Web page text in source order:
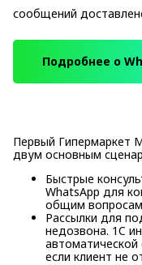
сообщений
Подробнее о
Первый Гипермаркет
двум основным
Быстрые
WhatsApp для
общим вопросам
Рассылки для
недозвона. 1C
если клиент не